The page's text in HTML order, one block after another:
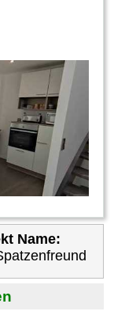
Name: